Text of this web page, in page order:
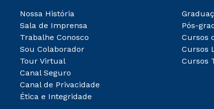
Nossa História
Sala de Imprensa
Trabalhe Conosco
Sou Colaborador
Tour Virtual
Canal Seguro
Canal de Privacidade
Ética e Integridade
Pós-
Cursos
Cursos
Cursos